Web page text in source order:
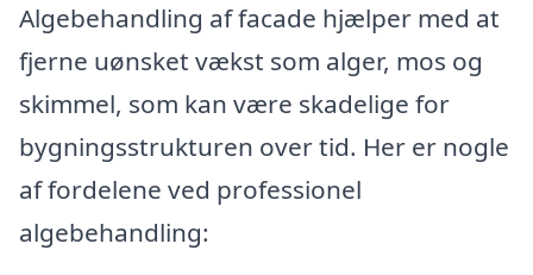
Algebehandling af facade hjælper med at
fjerne uønsket vækst som alger, mos og
skimmel, som kan være skadelige for
bygningsstrukturen over tid. Her er nogle
af fordelene ved professionel
algebehandling: